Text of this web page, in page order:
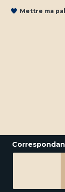
Mettre ma